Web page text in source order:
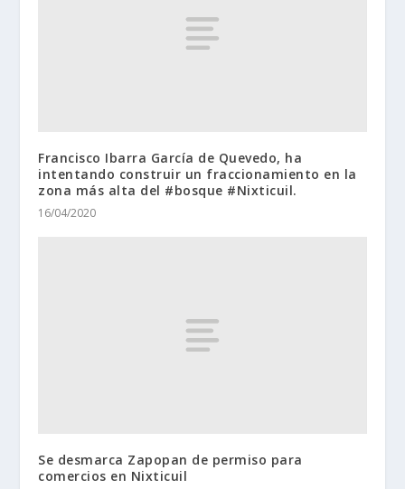
Francisco Ibarra García de Quevedo, ha
intentando construir un fraccionamiento en la
zona más alta del #bosque #Nixticuil.
16/04/2020
Se desmarca Zapopan de permiso para
comercios en Nixticuil